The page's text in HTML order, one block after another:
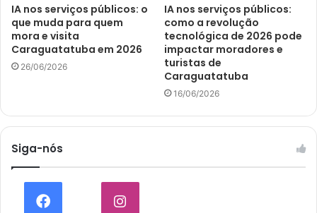
IA nos serviços públicos: o
que muda para quem
mora e visita
Caraguatatuba em 2026
26/06/2026
IA nos serviços públicos:
como a revolução
tecnológica de 2026 pode
impactar moradores e
turistas de
Caraguatatuba
16/06/2026
Siga-nós